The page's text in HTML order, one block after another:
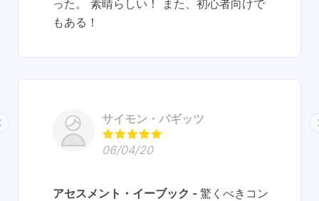
った。 素晴らしい！ また、初心者向けで
もある！
サイモン・パギッツ
06/04/20
アセスメント・イーブック
驚くべきコン